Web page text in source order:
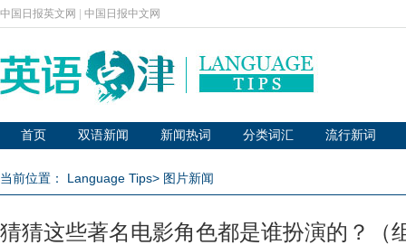
中国日报英文网 中国日报中文网
首页 双语新闻 新闻热词 分类词汇 流行新词
当前位置： Language Tips> 图片新闻
猜猜这些著名电影角色都是谁扮演的？（